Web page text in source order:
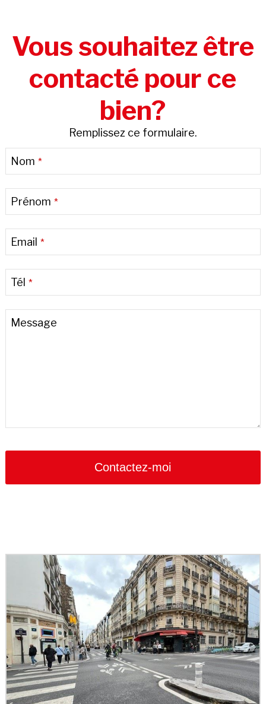
Vous souhaitez être
contacté pour ce
bien?
Remplissez ce formulaire.
Website
Nom *
Prénom *
Email *
Tél *
Message
Contactez-moi